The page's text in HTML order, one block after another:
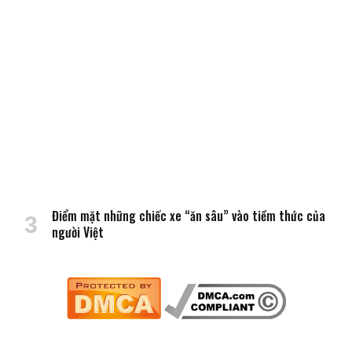
Điểm mặt những chiếc xe “ăn sâu” vào tiềm thức của
người Việt